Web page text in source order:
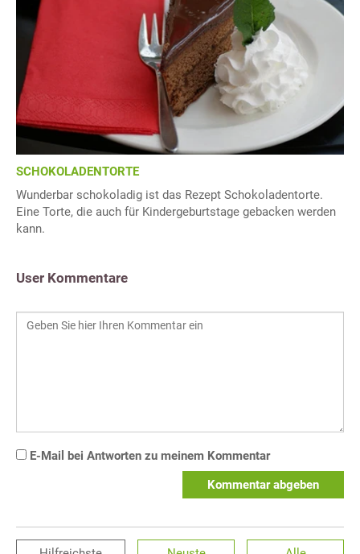
SCHOKOLADENTORTE
Wunderbar schokoladig ist das Rezept Schokoladentorte.
Eine Torte, die auch für Kindergeburtstage gebacken werden
kann.
User Kommentare
E-Mail bei Antworten zu meinem Kommentar
Kommentar abgeben